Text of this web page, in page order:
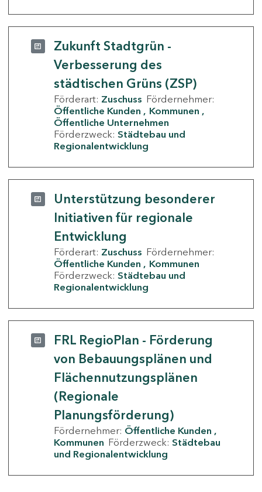
Zukunft Stadtgrün -
Verbesserung des
städtischen Grüns (ZSP)
Förderart: Zuschuss Fördernehmer:
Öffentliche Kunden
Kommunen
Öffentliche Unternehmen
Förderzweck: Städtebau und
Regionalentwicklung
Unterstützung besonderer
Initiativen für regionale
Entwicklung
Förderart: Zuschuss Fördernehmer:
Öffentliche Kunden
Kommunen
Förderzweck: Städtebau und
Regionalentwicklung
FRL RegioPlan - Förderung
von Bebauungsplänen und
Flächennutzungsplänen
(Regionale
Planungsförderung)
Fördernehmer: Öffentliche Kunden
Kommunen Förderzweck: Städtebau
und Regionalentwicklung